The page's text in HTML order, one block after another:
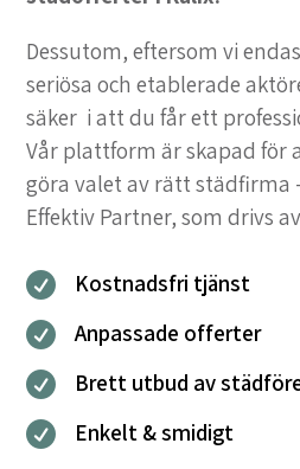
Dessutom, eftersom vi
seriösa och etablerade
säker i att du får ett
Vår plattform är skapad för
göra valet av rätt städfirma
Effektiv Partner, som drivs
 Kostnadsfri tjänst
 Anpassade offerter
 Brett utbud av
 Enkelt & smidigt